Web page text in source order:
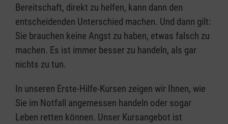
Bereitschaft, direkt zu helfen, kann dann den
entscheidenden Unterschied machen. Und dann gilt:
Sie brauchen keine Angst zu haben, etwas falsch zu
machen. Es ist immer besser zu handeln, als gar
nichts zu tun.
In unseren Erste-Hilfe-Kursen zeigen wir Ihnen, wie
Sie im Notfall angemessen handeln oder sogar
Leben retten können. Unser Kursangebot ist